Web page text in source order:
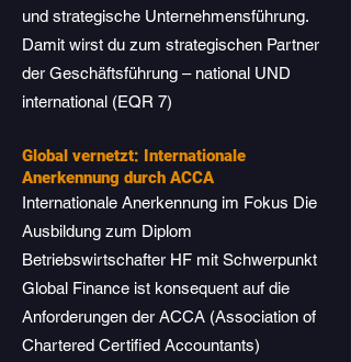
und strategische Unternehmensführung.
Damit wirst du zum strategischen Partner
der Geschäftsführung – national UND
international (EQR 7)
Global vernetzt: Internationale
Anerkennung durch ACCA
Internationale Anerkennung im Fokus Die
Ausbildung zum Diplom
Betriebswirtschafter HF mit Schwerpunkt
Global Finance ist konsequent auf die
Anforderungen der ACCA (Association of
Chartered Certified Accountants)